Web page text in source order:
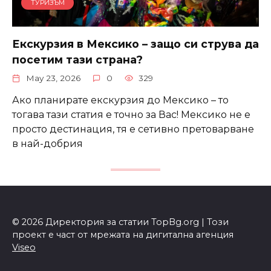
ТУРИЗЪМ
Екскурзия в Мексико – защо си струва да
посетим тази страна?
May 23, 2026 0 329
Ако планирате екскурзия до Мексико – то
тогава тази статия е точно за Вас! Мексико не е
просто дестинация, тя е сетивно претоварване
в най-добрия
© 2026 Директория за статии TopBg.org | Този
проект е част от мрежата на дигитална агенция
Viseo